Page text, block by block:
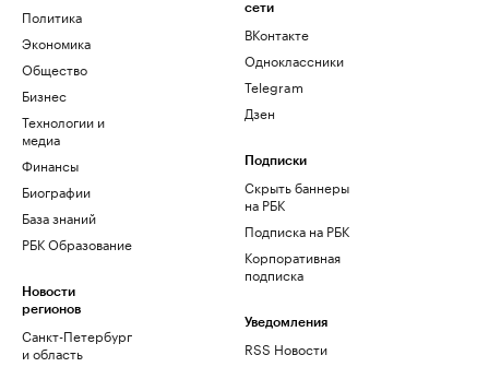
Политика
Экономика
Общество
Бизнес
Технологии и
медиа
Финансы
Биографии
База знаний
РБК Образование
Новости
регионов
Санкт-Петербург
и область
сети
ВКонтакте
Одноклассники
Telegram
Дзен
Подписки
Скрыть баннеры
на РБК
Подписка на РБК
Корпоративная
подписка
Уведомления
RSS Новости